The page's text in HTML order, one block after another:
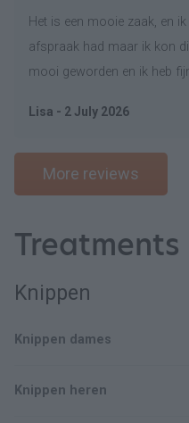
Het is een mooie zaak, en
afspraak had maar ik kon
mooi geworden en ik heb
Lisa - 2 July 2026
More reviews
Treatments
Knippen
Knippen dames
Knippen heren